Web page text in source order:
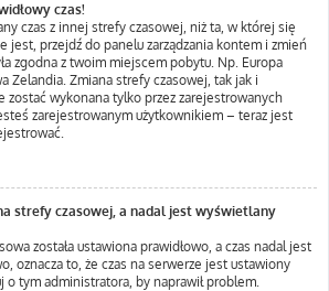
czas!
czas z innej strefy czasowej, niż ta, w której się
jest, przejdź do panelu zarządzania kontem i zmień
zgodna z twoim miejscem pobytu. Np. Europa
Zelandia. Zmiana strefy czasowej, tak jak i
zostać wykonana tylko przez zarejestrowanych
zarejestrowanym użytkownikiem – teraz jest
strefy czasowej, a nadal jest wyświetlany
została ustawiona prawidłowo, a czas nadal jest
oznacza to, że czas na serwerze jest ustawiony
o tym administratora, by naprawił problem.